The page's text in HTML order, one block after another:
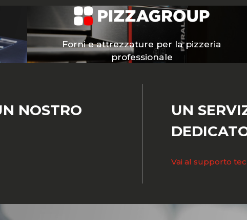
Forni e attrezzature per la pizzeria
professionale
NOSTRO
UN
Vai al supporto